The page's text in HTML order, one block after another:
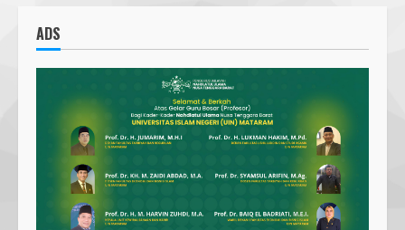
2
Pawon Pengsong NTB: Memanjakan
Ramah Lingkungan!
27 September 2023
3
SMPN 7 Mataram Menerapkan
Project Based Learning pada
Outing Class ke Destinasi Wisata
Khusus di Lombok
ADS